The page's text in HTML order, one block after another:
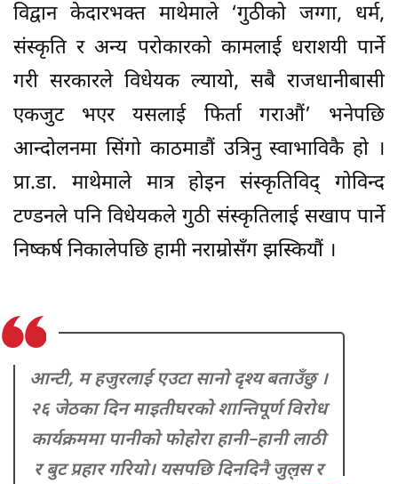
विद्वान केदारभक्त माथेमाले ‘गुठीको जग्गा, धर्म,
संस्कृति र अन्य परोकारको कामलाई धराशयी पार्ने
गरी सरकारले विधेयक ल्यायो, सबै राजधानीबासी
एकजुट भएर यसलाई फिर्ता गराऔं’ भनेपछि
आन्दोलनमा सिंगो काठमाडौं उत्रिनु स्वाभाविकै हो ।
प्रा.डा. माथेमाले मात्र होइन संस्कृतिविद् गोविन्द
टण्डनले पनि विधेयकले गुठी संस्कृतिलाई सखाप पार्ने
निष्कर्ष निकालेपछि हामी नराम्रोसँग झस्कियौं ।
आन्टी, म हजुरलाई एउटा सानो दृश्य बताउँछु ।
२६ जेठका दिन माइतीघरको शान्तिपूर्ण विरोध
कार्यक्रममा पानीको फोहोरा हानी–हानी लाठी
र बुट प्रहार गरियो। यसपछि दिनदिनै जुलुस र